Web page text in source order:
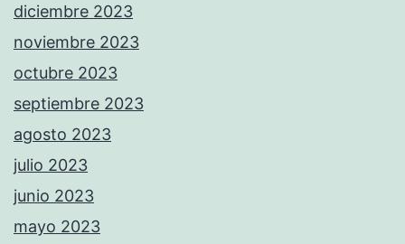
diciembre 2023
noviembre 2023
octubre 2023
septiembre 2023
agosto 2023
julio 2023
junio 2023
mayo 2023